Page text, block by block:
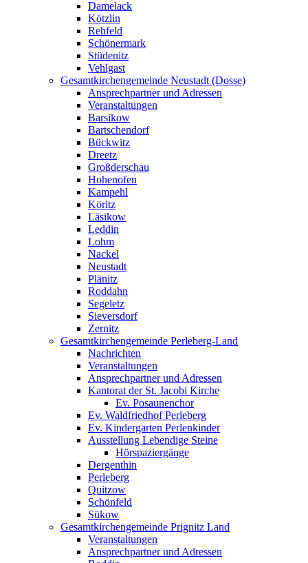
Damelack
Kötzlin
Rehfeld
Schönermark
Stüdenitz
Vehlgast
Gesamtkirchengemeinde Neustadt (Dosse)
Ansprechpartner und Adressen
Veranstaltungen
Barsikow
Bartschendorf
Bückwitz
Dreetz
Großderschau
Hohenofen
Kampehl
Köritz
Läsikow
Leddin
Lohm
Nackel
Neustadt
Plänitz
Roddahn
Segeletz
Sieversdorf
Zernitz
Gesamtkirchengemeinde Perleberg-Land
Nachrichten
Veranstaltungen
Ansprechpartner und Adressen
Kantorat der St. Jacobi Kirche
Ev. Posaunenchor
Ev. Waldfriedhof Perleberg
Ev. Kindergarten Perlenkinder
Ausstellung Lebendige Steine
Hörspaziergänge
Dergenthin
Perleberg
Quitzow
Schönfeld
Sükow
Gesamtkirchengemeinde Prignitz Land
Veranstaltungen
Ansprechpartner und Adressen